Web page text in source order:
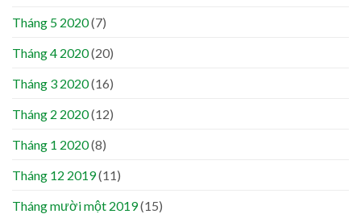
Tháng 5 2020(7)
Tháng 4 2020(20)
Tháng 3 2020(16)
Tháng 2 2020(12)
Tháng 1 2020(8)
Tháng 12 2019(11)
Tháng mười một 2019(15)